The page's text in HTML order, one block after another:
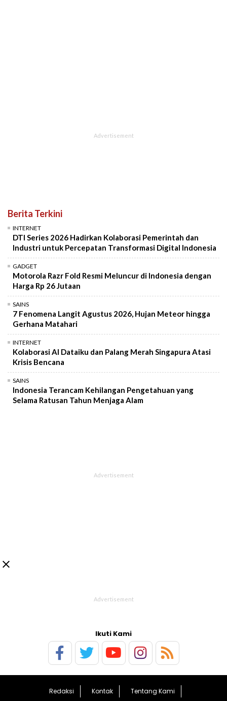
Berita Terkini
INTERNET
DTI Series 2026 Hadirkan Kolaborasi Pemerintah dan
Industri untuk Percepatan Transformasi Digital Indonesia
GADGET
Motorola Razr Fold Resmi Meluncur di Indonesia dengan
Harga Rp 26 Jutaan
SAINS
7 Fenomena Langit Agustus 2026, Hujan Meteor hingga
Gerhana Matahari
INTERNET
Kolaborasi AI Dataiku dan Palang Merah Singapura Atasi
Krisis Bencana
SAINS
Indonesia Terancam Kehilangan Pengetahuan yang
Selama Ratusan Tahun Menjaga Alam

Ikuti Kami
Redaksi Kontak Tentang Kami